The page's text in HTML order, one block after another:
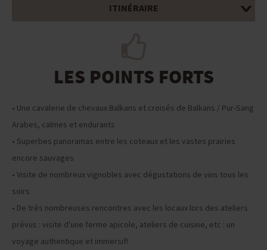
ITINÉRAIRE
LES POINTS FORTS
• Une cavalerie de chevaux Balkans et croisés de Balkans / Pur-Sang
Arabes, calmes et endurants
• Superbes panoramas entre les coteaux et les vastes prairies
encore sauvages
• Visite de nombreux vignobles avec dégustations de vins tous les
soirs
• De très nombreuses rencontres avec les locaux lors des ateliers
prévus : visite d'une ferme apicole, ateliers de cuisine, etc : un
voyage authentique et immersif!